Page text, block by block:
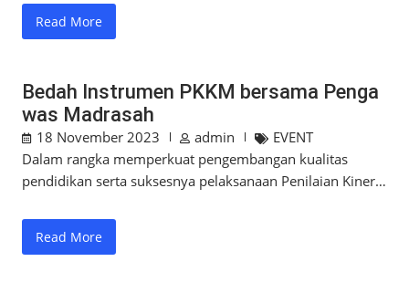
Read More
Bedah Instrumen PKKM bersama Penga
was Madrasah
18 November 2023 admin
EVENT
Dalam rangka memperkuat pengembangan kualitas
pendidikan serta suksesnya pelaksanaan Penilaian Kiner…
Read More